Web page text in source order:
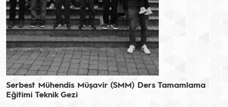
Serbest Mühendis Müşavir (SMM) Ders Tamamlama
Eğitimi Teknik Gezi